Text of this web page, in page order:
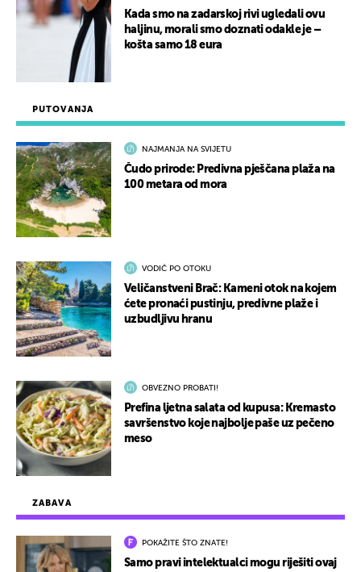
ZABAVA
POKAŽITE ŠTO ZNATE!
Samo pravi intelektualci mogu riješiti ovaj
PUTOVANJA
NAJMANJA NA SVIJETU
Čudo prirode: Predivna pješčana plaža na
100 metara od mora
VODIČ PO OTOKU
Veličanstveni Brač: Kameni otok na kojem
ćete pronaći pustinju, predivne plaže i
uzbudljivu hranu
OBVEZNO PROBATI!
Prefina ljetna salata od kupusa: Kremasto
savršenstvo koje najbolje paše uz pečeno
meso
Kada smo na zadarskoj rivi ugledali ovu
haljinu, morali smo doznati odakle je –
košta samo 18 eura